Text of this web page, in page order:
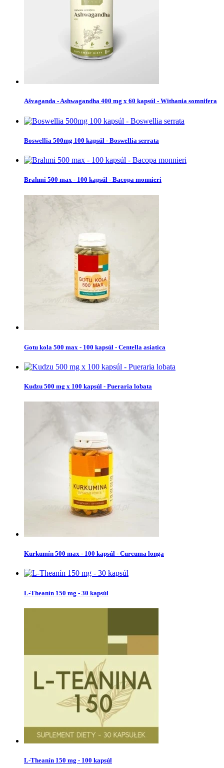
Ašvaganda - Ashwagandha 400 mg x 60 kapsúl - Withania somnifera
Boswellia 500mg 100 kapsúl - Boswellia serrata
Brahmi 500 max - 100 kapsúl - Bacopa monnieri
Gotu kola 500 max - 100 kapsúl - Centella asiatica
Kudzu 500 mg x 100 kapsúl - Pueraria lobata
Kurkumín 500 max - 100 kapsúl - Curcuma longa
L-Theanín 150 mg - 30 kapsúl
L-Theanín 150 mg - 100 kapsúl